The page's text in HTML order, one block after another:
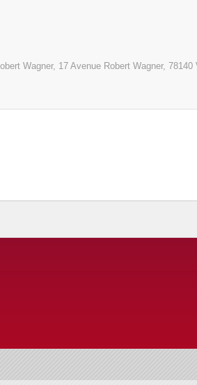
Wagner, 17 Avenue Robert Wagner,